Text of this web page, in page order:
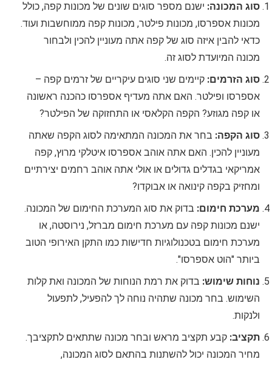
סוג המכונה: ישנם מספר סוגים שונים של מכונות קפה, כולל
מכונות אספרסו, מכונות פילטר, מכונות קפה ממוחשבות ועוד.
כדאי להבין איזה סוג של קפה אתה מעוניין להכין ולבחור
מכונה המיועדת לסוג זה.
סוג הזרמים: קיימים שני סוגים עיקריים של זרמים קפה –
אספרסו ופילטר. האם אתה מעדיף אספרסו כהכנה ראשונה
או קפה מגוזע? הקפה הקלאסי או התחזוקה של הפילטר?
סוג הקפה: בחר את המכונה המתאימה לסוג הקפה שאתה
מעוניין להכין. האם אתה אוהב אספרסו איטלקי מרוץ, קפה
אמריקאי בגדלים גדולים או אולי אתה אוהב רחמים יצירתיים
ומחזיק בקפה קינואה או אבוקדו?
מערכת חימום: בדוק את סוג המערכת החימום של המכונה.
ישנם מכונות קפה עם מערכת חימום מברזל, נירוסטה, או
מערכת חימום בטכנולוגיות חדישות כמו התקן האירופי הטוב
ביותר "הוט אספרסו".
נוחות שימוש: בדוק את רמת הנוחות של המכונה ואת קלות
השימוש. בחר מכונה שתהיה נוחה לך להפעיל, לתפעול
ולנקות.
תקציב: קבע תקציב מראש ובחר מכונה שתתאים לתקציבך.
מחיר המכונה יכול להשתנות בהתאם לסוג המכונה,